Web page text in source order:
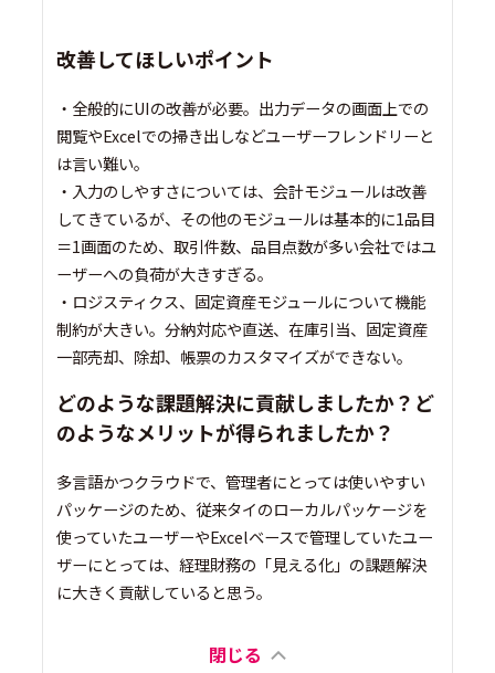
改善してほしいポイント
・全般的にUIの改善が必要。出力データの画面上での
閲覧やExcelでの掃き出しなどユーザーフレンドリーと
は言い難い。
・入力のしやすさについては、会計モジュールは改善
してきているが、その他のモジュールは基本的に1品目
＝1画面のため、取引件数、品目点数が多い会社ではユ
ーザーへの負荷が大きすぎる。
・ロジスティクス、固定資産モジュールについて機能
制約が大きい。分納対応や直送、在庫引当、固定資産
一部売却、除却、帳票のカスタマイズができない。
どのような課題解決に貢献しましたか？ど
のようなメリットが得られましたか？
多言語かつクラウドで、管理者にとっては使いやすい
パッケージのため、従来タイのローカルパッケージを
使っていたユーザーやExcelベースで管理していたユー
ザーにとっては、経理財務の「見える化」の課題解決
に大きく貢献していると思う。
閉じる